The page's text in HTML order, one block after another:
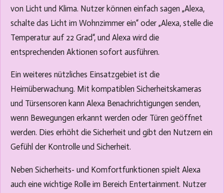
von Licht und Klima. Nutzer können einfach sagen „Alexa,
schalte das Licht im Wohnzimmer ein“ oder „Alexa, stelle die
Temperatur auf 22 Grad“, und Alexa wird die
entsprechenden Aktionen sofort ausführen.
Ein weiteres nützliches Einsatzgebiet ist die
Heimüberwachung. Mit kompatiblen Sicherheitskameras
und Türsensoren kann Alexa Benachrichtigungen senden,
wenn Bewegungen erkannt werden oder Türen geöffnet
werden. Dies erhöht die Sicherheit und gibt den Nutzern ein
Gefühl der Kontrolle und Sicherheit.
Neben Sicherheits- und Komfortfunktionen spielt Alexa
auch eine wichtige Rolle im Bereich Entertainment. Nutzer